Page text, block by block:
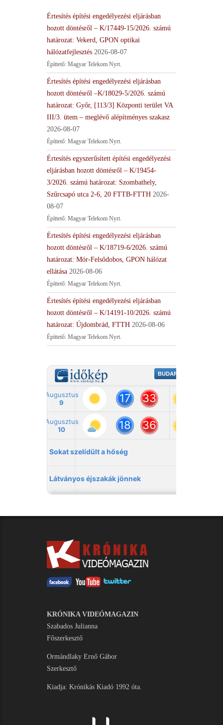
Értesítés építési engedélyezési eljárásban
hozott döntésről – K/17449-15/2026. számú
határozat: Vekerd, GPON optikai
hálózatfejlesztés 2026-08-07
Építtető: Magyar Telekom Nyrt.
Értesítés építési engedélyezési eljárásban
hozott döntésről –K/18029-5/2026. számú
határozat: Győr, [113/3] Központi terület VA
III/3. ütem – meglévő alépítményes szakasz
2026-08-07
Építtető: Magyar Telekom Nyrt.
Értesítés egyszerűsített építési engedélyezési
eljárásban hozott döntésről – K/19454-
3/2026. számú határozat: Szombathely,
Szűrcsapó utca 2-6, 20 FTTB-FTTH 2026-
08-07
Építtető: Magyar Telekom Nyrt.
Értesítés építési engedélyezési eljárásban
hozott döntésről – K/18719-6/2026. számú
határozat: Mór-Felsődobos, GPON hálózat
ellátása 2026-08-06
Építtető: Magyar Telekom Nyrt.
Értesítés építési engedélyezési eljárásban
hozott döntésről – K/14191-10/2026. számú
határozat: Újdombrád, FTTH 2026-08-06
Építtető: Magyar Telekom Nyrt.
KRÓNIKA VIDEÓMAGAZIN
Szabados Julianna
Főszerkesztő
Ormándlaky Ernő Gábor
Szerkesztő
Kiadja: Krónikás Kiadó 1992 óta.